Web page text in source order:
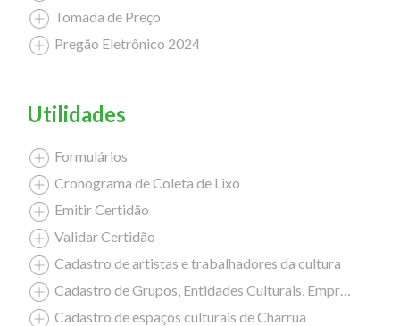
Tomada de Preço
Pregão Eletrônico 2024
Utilidades
Formulários
Cronograma de Coleta de Lixo
Emitir Certidão
Validar Certidão
Cadastro de artistas e trabalhadores da cultura
Cadastro de Grupos, Entidades Culturais, Empresas Culturais
Cadastro de espaços culturais de Charrua